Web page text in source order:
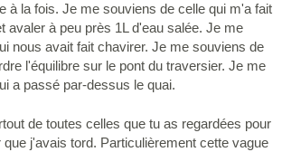
à la fois. Je me souviens de celle qui m'a fait
avaler à peu près 1L d'eau salée. Je me
nous avait fait chavirer. Je me souviens de
l'équilibre sur le pont du traversier. Je me
a passé par-dessus le quai.
de toutes celles que tu as regardées pour
j'avais tord. Particulièrement cette vague